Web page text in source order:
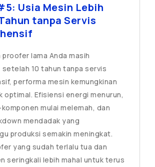
Usia Mesin Lebih
tanpa Servis
proofer lama Anda masih
10 tahun tanpa servis
performa mesin kemungkinan
optimal. Efisiensi energi menurun,
mulai melemah, dan
mendadak yang
produksi semakin meningkat.
yang sudah terlalu tua dan
seringkali lebih mahal untuk terus